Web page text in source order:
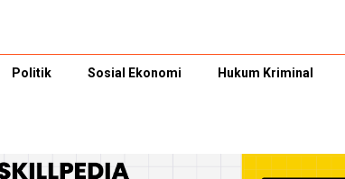
Politik Sosial Ekonomi Hukum Kriminal